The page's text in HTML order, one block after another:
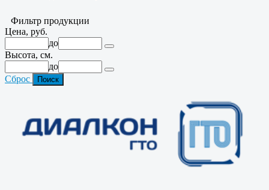
Фильтр продукции
Цена, руб.
до
Высота, см.
до
Сброс